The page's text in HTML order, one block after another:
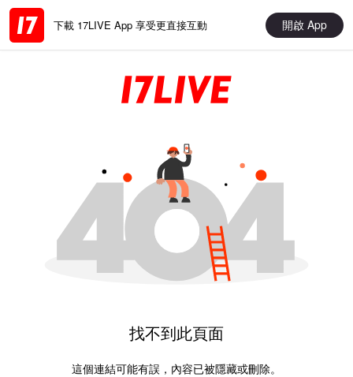
下載 17LIVE App 享受更直接互動 開啟 App
找不到此頁面
這個連結可能有誤，內容已被隱藏或刪除。